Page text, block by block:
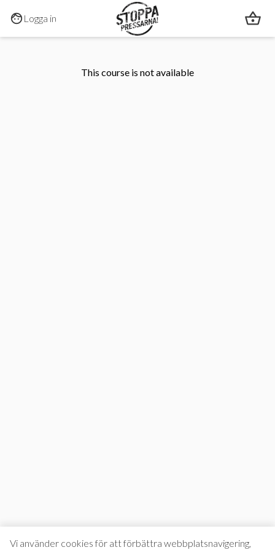
Logga in
This course is not available
Vi använder cookies för att förbättra webbplatsnavigering,